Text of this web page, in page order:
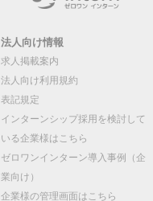
法人向け情報
求人掲載案内
法人向け利用規約
表記規定
インターンシップ採用を検討して
いる企業様はこちら
ゼロワンインターン導入事例（企
業向け）
企業様の管理画面はこちら